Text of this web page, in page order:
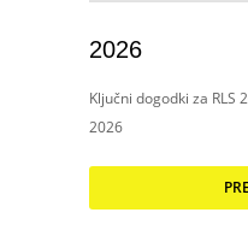
2026
Ključni dogodki za RLS
2026